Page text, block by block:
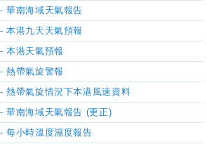
華南海域天氣報告
本港九天天氣預報
本港天氣預報
熱帶氣旋警報
熱帶氣旋情況下本港風速資料
華南海域天氣報告 (更正)
每小時溫度濕度報告